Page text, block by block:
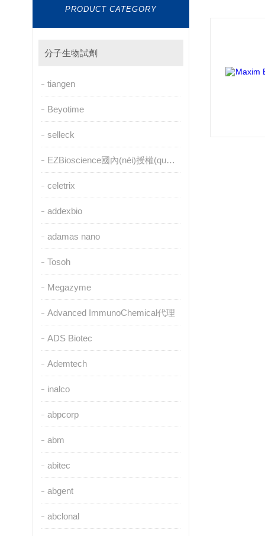
PRODUCT CATEGORY
分子生物試劑
tiangen
Beyotime
selleck
EZBioscience國內(nèi)授權(quán)代理
celetrix
addexbio
adamas nano
Tosoh
Megazyme
Advanced ImmunoChemical代理
ADS Biotec
Ademtech
inalco
abpcorp
abm
abitec
abgent
abclonal